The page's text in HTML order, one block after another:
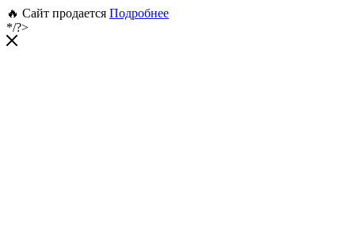
🔥 Сайт продается Подробнее
*/?>